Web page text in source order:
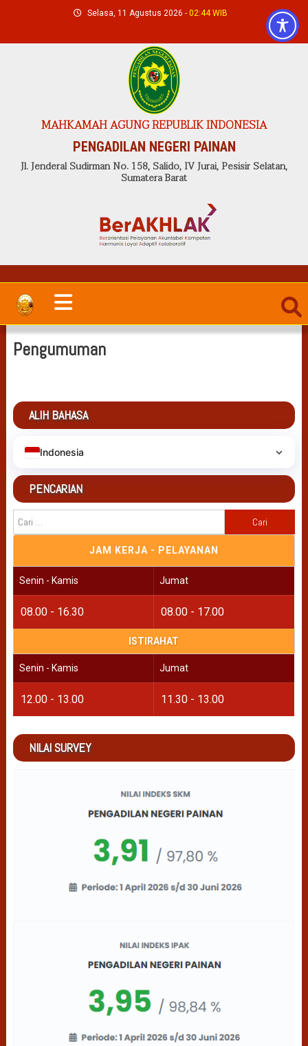
content
Selasa, 11 Agustus 2026 - 02:44 WIB
MAHKAMAH AGUNG REPUBLIK INDONESIA
PENGADILAN NEGERI PAINAN
Jl. Jenderal Sudirman No. 158, Salido, IV Jurai, Pesisir Selatan,
Sumatera Barat
Pengumuman
ALIH BAHASA
Indonesia
PENCARIAN
untuk:
JAM KERJA - PELAYANAN
Senin - Kamis Jumat
08.00 - 16.30 08.00 - 17.00
ISTIRAHAT
Senin - Kamis Jumat
12.00 - 13.00 11.30 - 13.00
NILAI SURVEY